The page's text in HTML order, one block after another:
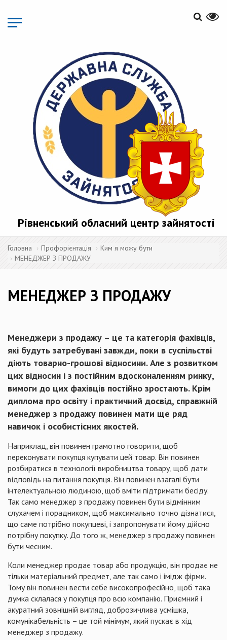
основного
матеріалу
Рівненський обласний центр зайнятості
Головна Профорієнтація
Ким я можу бути
МЕНЕДЖЕР З ПРОДАЖУ
МЕНЕДЖЕР З ПРОДАЖУ
Менеджери з продажу – це та категорія фахівців,
які будуть затребувані завжди, поки в суспільстві
діють товарно-грошові відносини. Але з розвитком
цих відносин і з постійним вдосконаленням ринку,
вимоги до цих фахівців постійно зростають. Крім
диплома про освіту і практичний досвід, справжній
менеджер з продажу повинен мати ще ряд
навичок і особистісних якостей.
Наприклад, він повинен грамотно говорити, щоб
переконувати покупця купувати цей товар. Він повинен
розбиратися в технології виробництва товару, щоб дати
відповідь на питання покупця. Він повинен взагалі бути
інтелектуальною людиною, щоб вміти підтримати бесіду.
Так само менеджер з продажу повинен бути відмінним
слухачем і порадником, щоб максимально точно дізнатися,
що саме потрібно покупцеві, і запропонувати йому дійсно
потрібну покупку. До того ж, менеджер з продажу повинен
бути чесним.
Коли менеджер продає товар або продукцію, він продає не
тільки матеріальний предмет, але так само і імідж фірми.
Тому він повинен вести себе високопрофесійно, щоб така
думка склалася у покупця про всю компанію. Приємний і
акуратний зовнішній вигляд, доброзичлива усмішка,
комунікабельність – це той мінімум, який пускає в хід
менеджер з продажу.